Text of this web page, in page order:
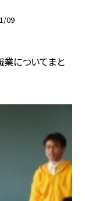
09
についてまと